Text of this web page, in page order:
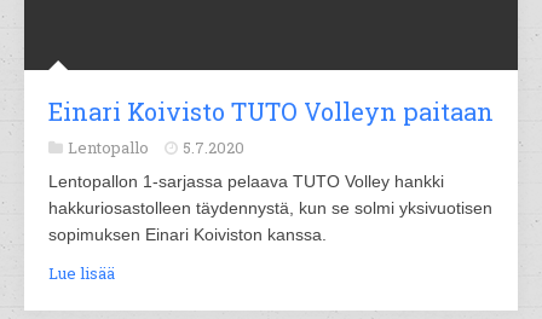
Einari Koivisto TUTO Volleyn paitaan
Lentopallo 5.7.2020
Lentopallon 1-sarjassa pelaava TUTO Volley hankki
hakkuriosastolleen täydennystä, kun se solmi yksivuotisen
sopimuksen Einari Koiviston kanssa.
Lue lisää